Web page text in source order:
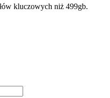
kluczowych niż 499gb.